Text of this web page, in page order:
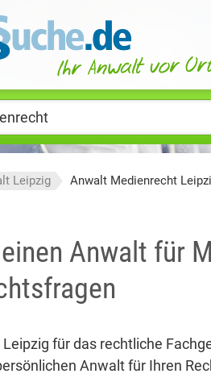
Leipzig Anwalt Medienrecht
Anwalt für
für das rechtliche
Anwalt für Ihren